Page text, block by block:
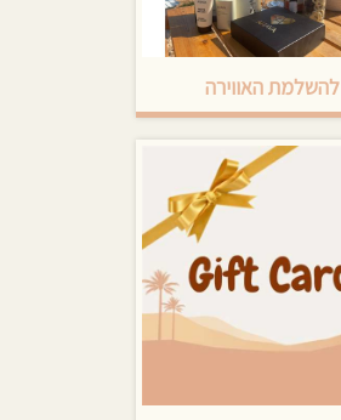
להשלמת האווירה